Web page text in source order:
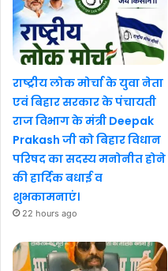
राष्ट्रीय लोक मोर्चा के युवा नेता
एवं बिहार सरकार के पंचायती
राज विभाग के मंत्री Deepak
Prakash जी को बिहार विधान
परिषद का सदस्य मनोनीत होने
की हार्दिक बधाई व
शुभकामनाएं।
22 hours ago